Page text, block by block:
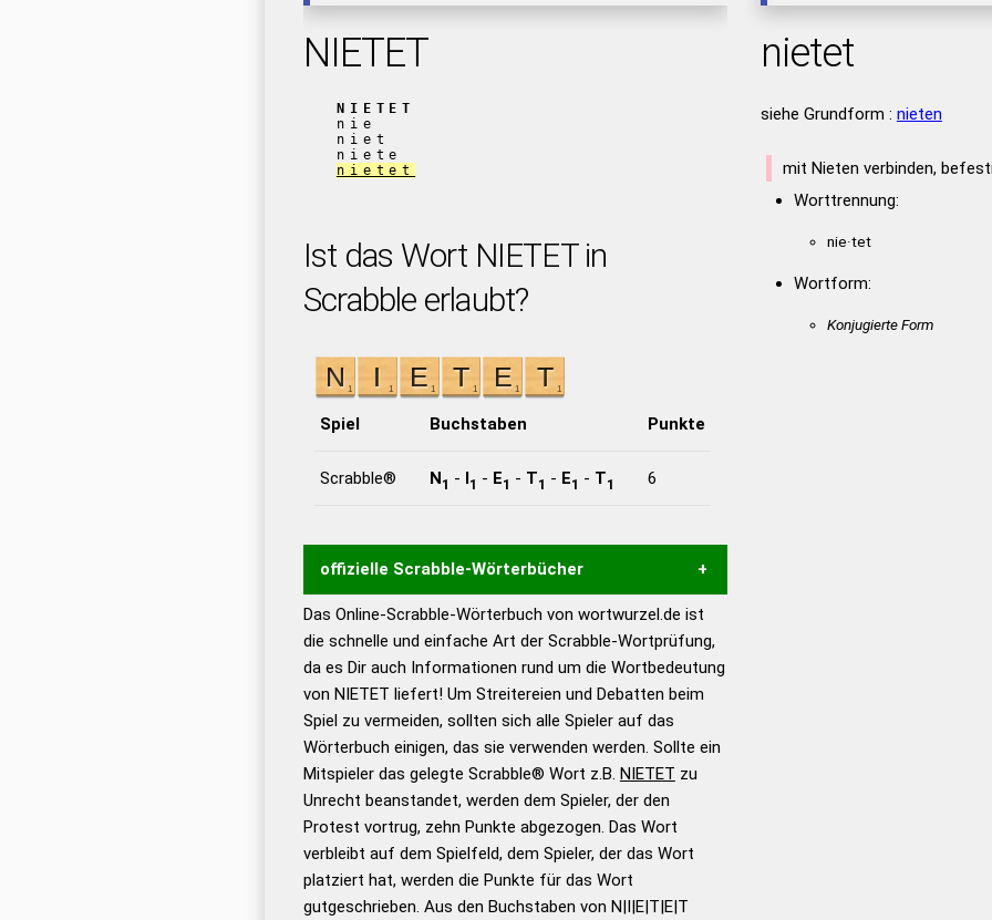
NIETET
NIETET
nie
niet
niete
nietet
Ist das Wort NIETET in
Scrabble erlaubt?
Spiel Buchstaben Punkte
Scrabble® N1 - I1 - E1 - T1 - E1 - T1 6
offizielle Scrabble-Wörterbücher
Wortwurzel liefert mit Hilfe eines semantischen
Wortanalyse-Algorithmus gute Anhaltspunkte zu
Wortbedeutung, Worttrennung und Wortform, um die
Gültigkeit eines Wortes für das Scrabble-Spiel zu
bestimmen! zugelassene Turnier Scrabble-
Wörterbücher sind:
Duden – Standardwerk in 12
Bänden
Duden – Richtiges und gutes
Deutsch
Das Online-Scrabble-Wörterbuch von wortwurzel.de ist
die schnelle und einfache Art der Scrabble-Wortprüfung,
da es Dir auch Informationen rund um die Wortbedeutung
von NIETET liefert! Um Streitereien und Debatten beim
Spiel zu vermeiden, sollten sich alle Spieler auf das
Wörterbuch einigen, das sie verwenden werden. Sollte ein
Mitspieler das gelegte Scrabble® Wort z.B. NIETET zu
Unrecht beanstandet, werden dem Spieler, der den
Protest vortrug, zehn Punkte abgezogen. Das Wort
verbleibt auf dem Spielfeld, dem Spieler, der das Wort
platziert hat, werden die Punkte für das Wort
gutgeschrieben. Aus den Buchstaben von N|I|E|T|E|T
nietet
siehe Grundform : nieten
mit Nieten verbinden,
Worttrennung:
nie·tet
Wortform:
Konjugierte Form